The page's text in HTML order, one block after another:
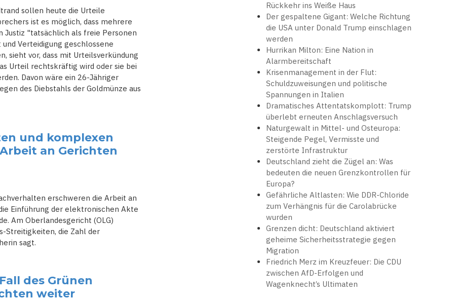
sollen heute die Urteile
ist es möglich, dass mehrere
Justiz "tatsächlich als freie Personen
Verteidigung geschlossene
sieht vor, dass mit Urteilsverkündung
Urteil rechtskräftig wird oder sie bei
Davon wäre ein 26-Jähriger
des Diebstahls der Goldmünze aus
und komplexen
an Gerichten
erschweren die Arbeit an
Einführung der elektronischen Akte
Am Oberlandesgericht (OLG)
Streitigkeiten, die Zahl der
sagt.
des Grünen
weiter
Rückkehr ins Weiße Haus
Der gespaltene Gigant: Welche Richtung
die USA unter Donald Trump einschlagen
werden
Hurrikan Milton: Eine Nation in
Alarmbereitschaft
Krisenmanagement in der Flut:
Schuldzuweisungen und politische
Spannungen in Italien
Dramatisches Attentatskomplott: Trump
überlebt erneuten Anschlagsversuch
Naturgewalt in Mittel- und Osteuropa:
Steigende Pegel, Vermisste und
zerstörte Infrastruktur
Deutschland zieht die Zügel an: Was
bedeuten die neuen Grenzkontrollen für
Europa?
Gefährliche Altlasten: Wie DDR-Chloride
zum Verhängnis für die Carolabrücke
wurden
Grenzen dicht: Deutschland aktiviert
geheime Sicherheitsstrategie gegen
Migration
Friedrich Merz im Kreuzfeuer: Die CDU
zwischen AfD-Erfolgen und
Wagenknecht’s Ultimaten